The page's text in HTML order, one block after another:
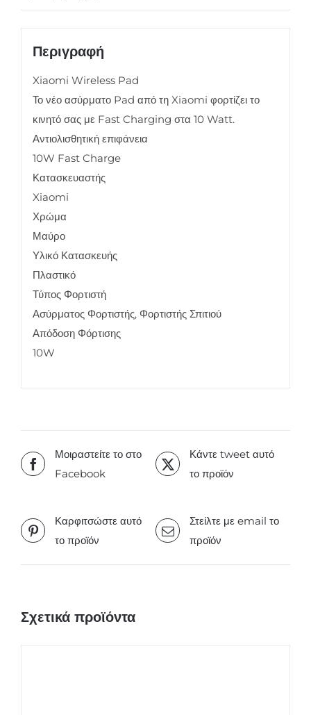
Περιγραφή
Xiaomi Wireless Pad
Το νέο ασύρματο Pad από τη Xiaomi φορτίζει το
κινητό σας με Fast Charging στα 10 Watt.
Αντιολισθητική επιφάνεια
10W Fast Charge
Κατασκευαστής
Xiaomi
Χρώμα
Μαύρο
Υλικό Κατασκευής
Πλαστικό
Τύπος Φορτιστή
Ασύρματος Φορτιστής, Φορτιστής Σπιτιού
Απόδοση Φόρτισης
10W
Μοιραστείτε το στο
Facebook
Κάντε tweet αυτό
το προϊόν
Καρφιτσώστε αυτό
το προϊόν
Στείλτε με email το
προϊόν
Σχετικά προϊόντα